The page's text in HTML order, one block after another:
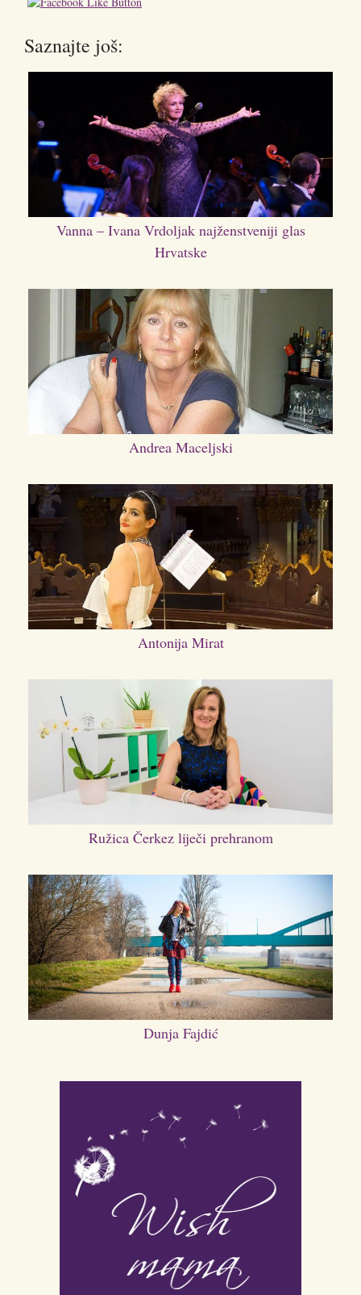
Saznajte još:
Vanna – Ivana Vrdoljak najženstveniji glas
Hrvatske
Andrea Maceljski
Antonija Mirat
Ružica Čerkez liječi prehranom
Dunja Fajdić